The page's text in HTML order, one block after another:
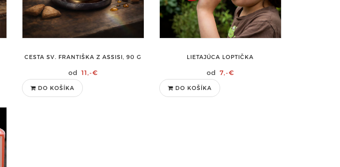
CESTA SV. FRANTIŠKA Z ASSISI, 90 G
11,-€
DO KOŠÍKA
LIETAJÚCA LOPTIČKA
7,-€
DO KOŠÍKA